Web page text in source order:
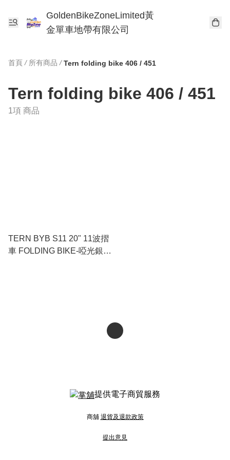
GoldenBikeZoneLimited黃
金單車地帶有限公司
首頁 / 所有商品 / Tern folding bike 406 / 451
Tern folding bike 406 / 451
1項 商品
TERN BYB S11 20" 11波摺
車 FOLDING BIKE-啞光銀色
提供電子商貿服務
商舖 退貨及退款政策
提出意見